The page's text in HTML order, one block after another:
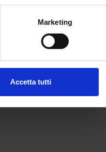
metro,Marketing
Accetta tutti